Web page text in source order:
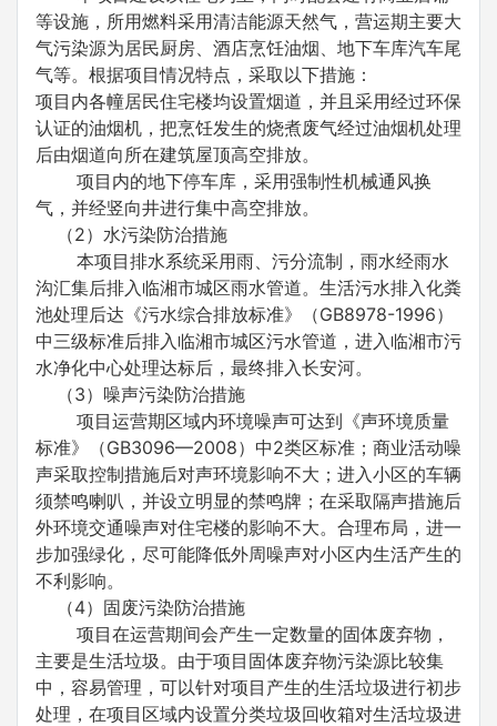
等设施，所用燃料采用清洁能源天然气，营运期主要大
气污染源为居民厨房、酒店烹饪油烟、地下车库汽车尾
气等。根据项目情况特点，采取以下措施：
项目内各幢居民住宅楼均设置烟道，并且采用经过环保
认证的油烟机，把烹饪发生的烧煮废气经过油烟机处理
后由烟道向所在建筑屋顶高空排放。
项目内的地下停车库，采用强制性机械通风换
气，并经竖向井进行集中高空排放。
（2）水污染防治措施
本项目排水系统采用雨、污分流制，雨水经雨水
沟汇集后排入临湘市城区雨水管道。生活污水排入化粪
池处理后达《污水综合排放标准》（GB8978-1996）
中三级标准后排入临湘市城区污水管道，进入临湘市污
水净化中心处理达标后，最终排入长安河。
（3）噪声污染防治措施
项目运营期区域内环境噪声可达到《声环境质量
标准》（GB3096—2008）中2类区标准；商业活动噪
声采取控制措施后对声环境影响不大；进入小区的车辆
须禁鸣喇叭，并设立明显的禁鸣牌；在采取隔声措施后
外环境交通噪声对住宅楼的影响不大。合理布局，进一
步加强绿化，尽可能降低外周噪声对小区内生活产生的
不利影响。
（4）固废污染防治措施
项目在运营期间会产生一定数量的固体废弃物，
主要是生活垃圾。由于项目固体废弃物污染源比较集
中，容易管理，可以针对项目产生的生活垃圾进行初步
处理，在项目区域内设置分类垃圾回收箱对生活垃圾进